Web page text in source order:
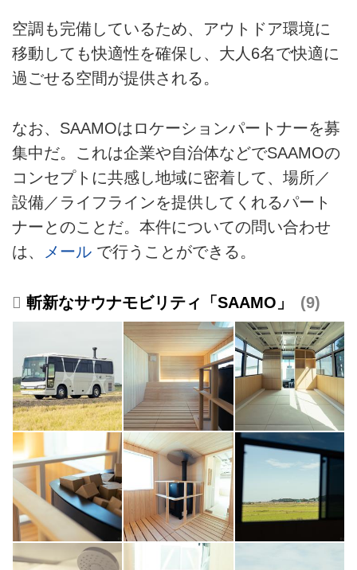
空調も完備しているため、アウトドア環境に
移動しても快適性を確保し、大人6名で快適に
過ごせる空間が提供される。
なお、SAAMOはロケーションパートナーを募
集中だ。これは企業や自治体などでSAAMOの
コンセプトに共感し地域に密着して、場所／
設備／ライフラインを提供してくれるパート
ナーとのことだ。本件についての問い合わせ
は、
メール で行うことができる。
斬新なサウナモビリティ「SAAMO」 9